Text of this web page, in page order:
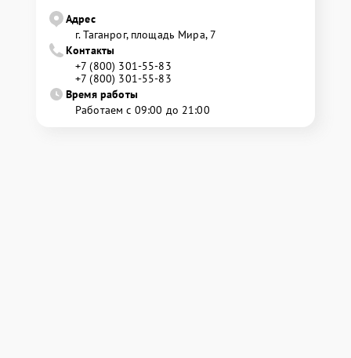
Адрес
г. Таганрог, площадь Мира, 7
Контакты
+7 (800) 301-55-83
+7 (800) 301-55-83
Время работы
Работаем с 09:00 до 21:00